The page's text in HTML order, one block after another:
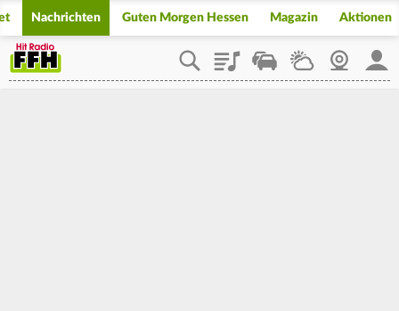
Nachrichten Guten Morgen Hessen Magazin Aktionen
PlaylistStaupilotWetterWebcam